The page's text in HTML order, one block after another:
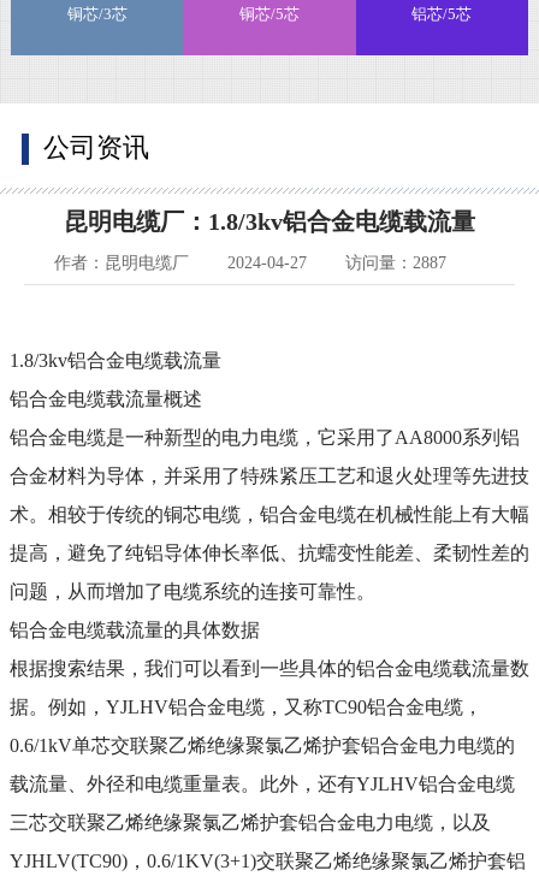
铜芯/3芯 铜芯/5芯 铝芯/5芯
公司资讯
昆明电缆厂：1.8/3kv铝合金电缆载流量
作者：昆明电缆厂 2024-04-27 访问量：2887
1.8/3kv铝合金电缆载流量
铝合金电缆载流量概述
铝合金电缆是一种新型的电力电缆，它采用了AA8000系列铝
合金材料为导体，并采用了特殊紧压工艺和退火处理等先进技
术。相较于传统的铜芯电缆，铝合金电缆在机械性能上有大幅
提高，避免了纯铝导体伸长率低、抗蠕变性能差、柔韧性差的
问题，从而增加了电缆系统的连接可靠性。
铝合金电缆载流量的具体数据
根据搜索结果，我们可以看到一些具体的铝合金电缆载流量数
据。例如， YJLHV铝合金电缆，又称TC90铝合金电缆，
0.6/1kV单芯交联聚乙烯绝缘聚氯乙烯护套铝合金电力电缆的
载流量、外径和电缆重量表。此外，还有YJLHV铝合金电缆
三芯交联聚乙烯绝缘聚氯乙烯护套铝合金电力电缆，以及
YJHLV(TC90) ， 0.6/1KV(3+1)交联聚乙烯绝缘聚氯乙烯护套铝